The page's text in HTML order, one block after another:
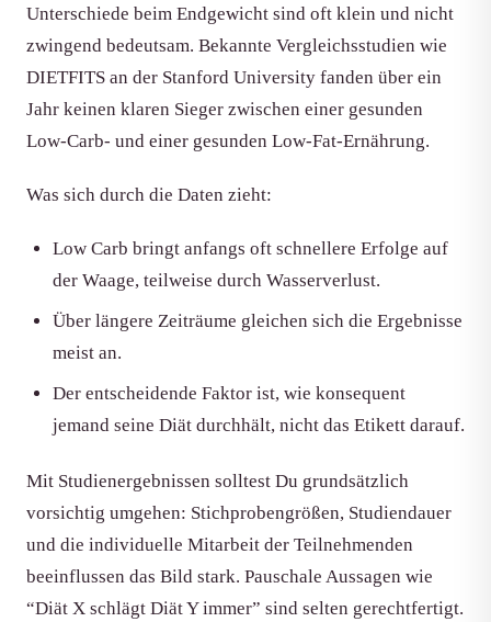
Unterschiede beim Endgewicht sind oft klein und nicht
zwingend bedeutsam. Bekannte Vergleichsstudien wie
DIETFITS an der Stanford University fanden über ein
Jahr keinen klaren Sieger zwischen einer gesunden
Low-Carb- und einer gesunden Low-Fat-Ernährung.
Was sich durch die Daten zieht:
Low Carb bringt anfangs oft schnellere Erfolge auf
der Waage, teilweise durch Wasserverlust.
Über längere Zeiträume gleichen sich die Ergebnisse
meist an.
Der entscheidende Faktor ist, wie konsequent
jemand seine Diät durchhält, nicht das Etikett darauf.
Mit Studienergebnissen solltest Du grundsätzlich
vorsichtig umgehen: Stichprobengrößen, Studiendauer
und die individuelle Mitarbeit der Teilnehmenden
beeinflussen das Bild stark. Pauschale Aussagen wie
“Diät X schlägt Diät Y immer” sind selten gerechtfertigt.